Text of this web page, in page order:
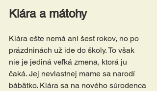
Klára a mátohy
Klára ešte nemá ani šesť rokov, no po
prázdninách už ide do školy. To však
nie je jediná veľká zmena, ktorá ju
čaká. Jej nevlastnej mame sa narodí
bábätko. Klára sa na nového súrodenca